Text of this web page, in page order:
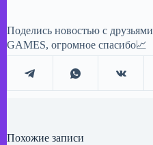
Поделись новостью с
GAMES, огромное спасибо📈
Похожие записи